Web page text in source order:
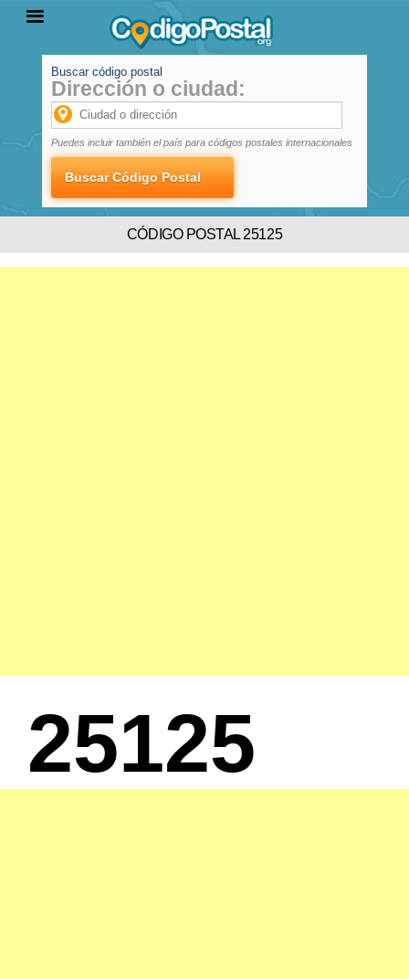
PROVINCIAS
LOCALIDADES
Buscar código postal
Dirección o ciudad:
Puedes incluir también el país para códigos postales internacionales
CÓDIGO POSTAL 25125
25125